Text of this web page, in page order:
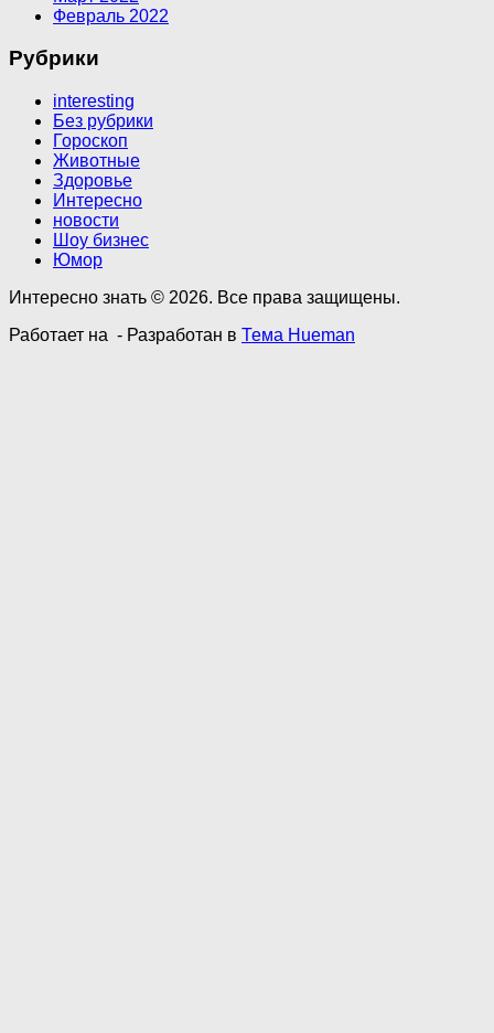
Февраль 2022
Рубрики
interesting
Без рубрики
Гороскоп
Животные
Здоровье
Интересно
новости
Шоу бизнес
Юмор
Интересно знать © 2026. Все права защищены.
Работает на - Разработан в Тема Hueman